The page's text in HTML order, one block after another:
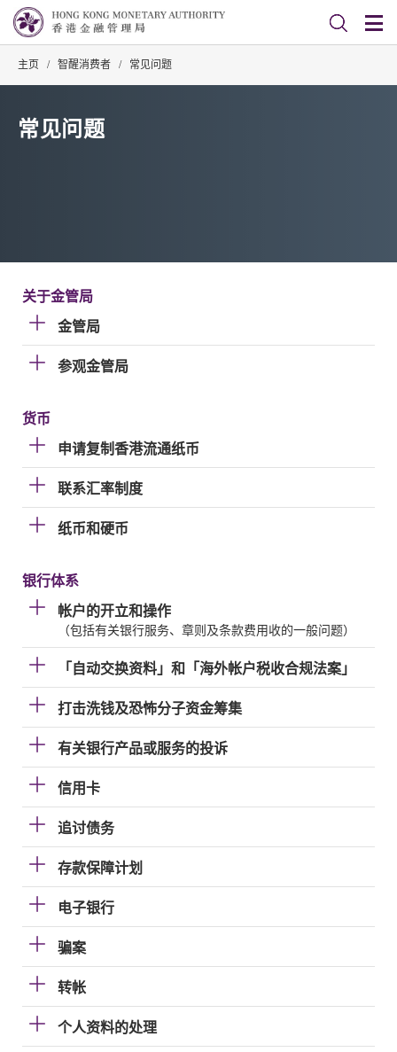
主页 / 智醒消费者 / 常见问题
常见问题
关于金管局
金管局
参观金管局
货币
申请复制香港流通纸币
联系汇率制度
纸币和硬币
银行体系
帐户的开立和操作
（包括有关银行服务、章则及条款费用收的一般问题）
「自动交换资料」和「海外帐户税收合规法案」
打击洗钱及恐怖分子资金筹集
有关银行产品或服务的投诉
信用卡
追讨债务
存款保障计划
电子银行
骗案
转帐
个人资料的处理